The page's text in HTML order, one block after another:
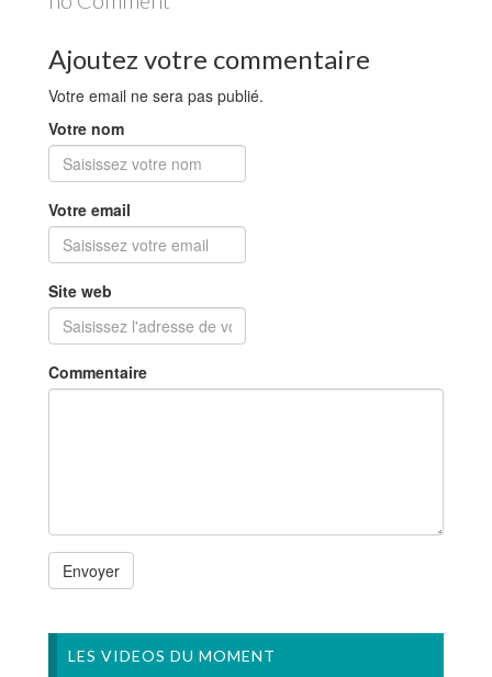
Ajoutez votre commentaire
Votre email ne sera pas publié.
Votre nom
Votre email
Site web
Commentaire
LES VIDEOS DU MOMENT